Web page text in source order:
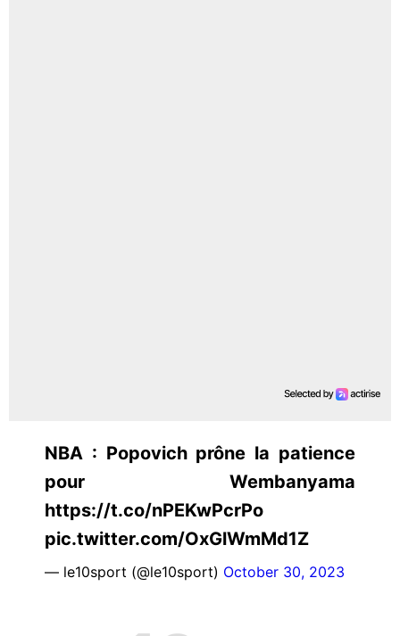
NBA : Popovich prône la patience
pour Wembanyama
https://t.co/nPEKwPcrPo
pic.twitter.com/OxGlWmMd1Z
— le10sport (@le10sport) October 30, 2023